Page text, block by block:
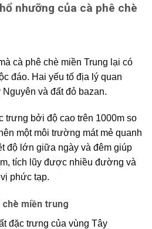
nhưỡng của cà phê chè
cà phê chè miền Trung lại có
đáo. Hai yếu tố địa lý quan
Nguyên và đất đỏ bazan.
trưng bởi độ cao trên 1000m so
một môi trường mát mẻ quanh
độ lớn giữa ngày và đêm giúp
tích lũy được nhiều đường và
phức tạp.
chè miền trung
đặc trưng của vùng Tây